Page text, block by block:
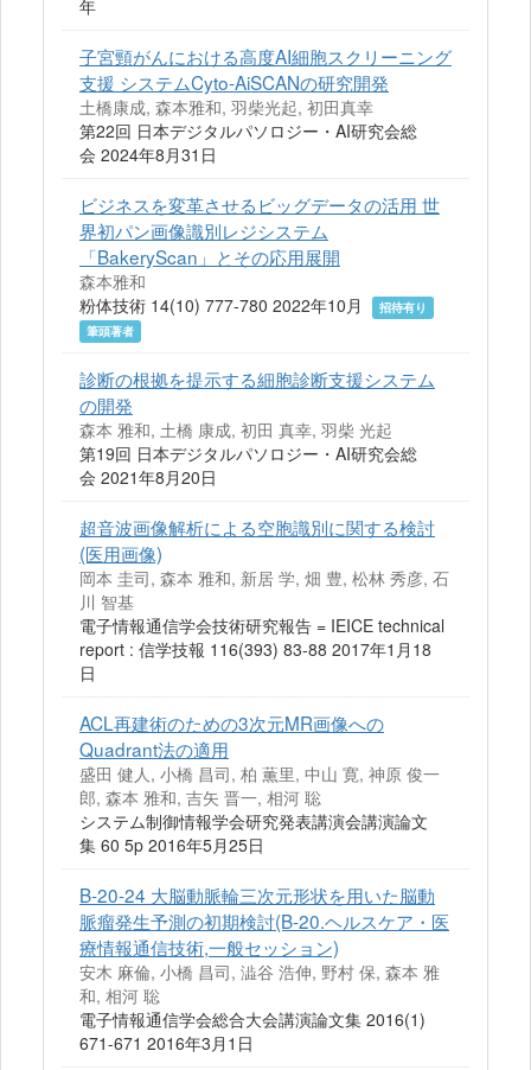
年
子宮頸がんにおける高度AI細胞スクリーニング
支援 システムCyto-AiSCANの研究開発
土橋康成, 森本雅和, 羽柴光起, 初田真幸
第22回 日本デジタルパソロジー・AI研究会総
会 2024年8月31日
ビジネスを変革させるビッグデータの活用 世
界初パン画像識別レジシステム
「BakeryScan」とその応用展開
森本雅和
粉体技術 14(10) 777-780 2022年10月
招待有り
筆頭著者
診断の根拠を提示する細胞診断支援システム
の開発
森本 雅和, 土橋 康成, 初田 真幸, 羽柴 光起
第19回 日本デジタルパソロジー・AI研究会総
会 2021年8月20日
超音波画像解析による空胞識別に関する検討
(医用画像)
岡本 圭司, 森本 雅和, 新居 学, 畑 豊, 松林 秀彦, 石
川 智基
電子情報通信学会技術研究報告 = IEICE technical
report : 信学技報 116(393) 83-88 2017年1月18
日
ACL再建術のための3次元MR画像への
Quadrant法の適用
盛田 健人, 小橋 昌司, 柏 薫里, 中山 寛, 神原 俊一
郎, 森本 雅和, 吉矢 晋一, 相河 聡
システム制御情報学会研究発表講演会講演論文
集 60 5p 2016年5月25日
B-20-24 大脳動脈輪三次元形状を用いた脳動
脈瘤発生予測の初期検討(B-20.ヘルスケア・医
療情報通信技術,一般セッション)
安木 麻倫, 小橋 昌司, 澁谷 浩伸, 野村 保, 森本 雅
和, 相河 聡
電子情報通信学会総合大会講演論文集 2016(1)
671-671 2016年3月1日